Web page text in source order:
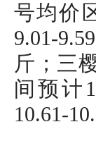
号均价
9.01-
斤；三
间预计
10.61-